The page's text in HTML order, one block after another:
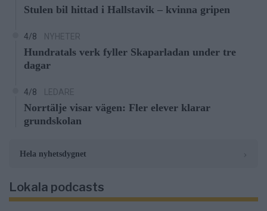
Stulen bil hittad i Hallstavik – kvinna gripen
4/8 NYHETER
Hundratals verk fyller Skaparladan under tre
dagar
4/8 LEDARE
Norrtälje visar vägen: Fler elever klarar
grundskolan
Hela nyhetsdygnet
Lokala podcasts